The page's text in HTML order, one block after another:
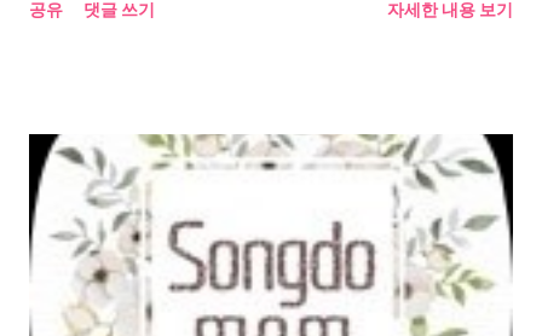
공유 댓글 쓰기 자세한 내용 보기